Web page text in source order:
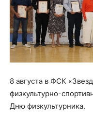
8 августа в ФСК
физкультурно-
Дню физкультурника.